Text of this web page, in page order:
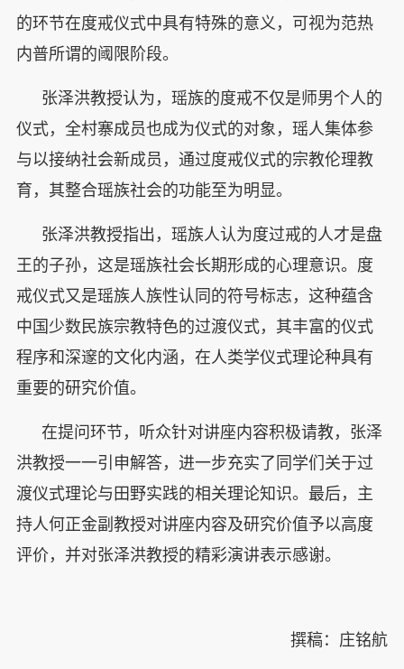
的环节在度戒仪式中具有特殊的意义，可视为范热
内普所谓的阈限阶段。
张泽洪教授认为，瑶族的度戒不仅是师男个人的
仪式，全村寨成员也成为仪式的对象，瑶人集体参
与以接纳社会新成员，通过度戒仪式的宗教伦理教
育，其整合瑶族社会的功能至为明显。
张泽洪教授指出，瑶族人认为度过戒的人才是盘
王的子孙，这是瑶族社会长期形成的心理意识。度
戒仪式又是瑶族人族性认同的符号标志，这种蕴含
中国少数民族宗教特色的过渡仪式，其丰富的仪式
程序和深邃的文化内涵，在人类学仪式理论种具有
重要的研究价值。
在提问环节，听众针对讲座内容积极请教，张泽
洪教授一一引申解答，进一步充实了同学们关于过
渡仪式理论与田野实践的相关理论知识。最后，主
持人何正金副教授对讲座内容及研究价值予以高度
评价，并对张泽洪教授的精彩演讲表示感谢。
撰稿：庄铭航